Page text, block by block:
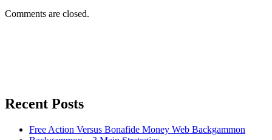
Comments are closed.
Recent Posts
Free Action Versus Bonafide Money Web Backgammon